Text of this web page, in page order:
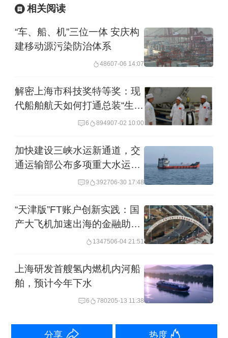
船量稳定且货流适中，C3和西非至中国
的运费有所下降，C3指数在周末收于
21.815美元。北大西洋地区的跨大西洋
活动增加，但新货物未能吸收可用船
绪转为看跌，波罗的海海岬型航线租金
价格5TC指数在周终跌至18,404美元。
巴拿马型船舶
巴拿马型船舶市场上周表现引人注目，
场中，导致周终势头停滞。整个星期，
大西洋地区呈现出位置上的分歧，北大
交付的82,000载重吨船舶以18,750美元
的价格达成协议，途经南美北部，在新
费在接近17,000美元中段。在更南部，
相关阅读
“车、船、机”三位一体 安庆构
建移动源污染防治体系
48607-06 14:07
解密上海市科技奖特等奖：现
代船舶航天如何打通总装“生死
6 894907-02 10:00
加快建设三峡水运新通道，交
通运输部公布多项重大水运项
9 392706-30 17:48
“天津版”FT账户创新实践：国
产大飞机加速出海的金融助推
1347506-04 21:51
上海研发首艘氢内燃机内河船
舶，预计今年下水
6 780205-13 11:38
分享 热度